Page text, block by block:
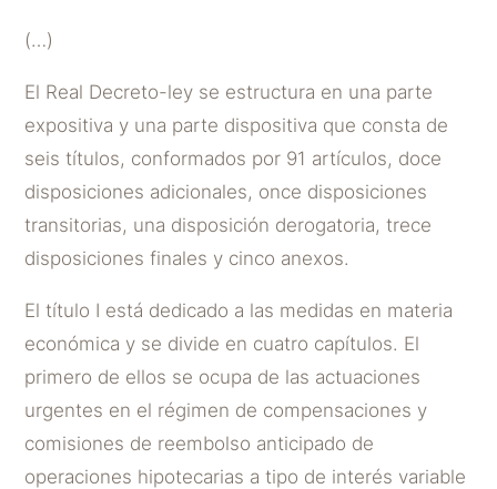
(…)
El Real Decreto-ley se estructura en una parte
expositiva y una parte dispositiva que consta de
seis títulos, conformados por 91 artículos, doce
disposiciones adicionales, once disposiciones
transitorias, una disposición derogatoria, trece
disposiciones finales y cinco anexos.
El título I está dedicado a las medidas en materia
económica y se divide en cuatro capítulos. El
primero de ellos se ocupa de las actuaciones
urgentes en el régimen de compensaciones y
comisiones de reembolso anticipado de
operaciones hipotecarias a tipo de interés variable